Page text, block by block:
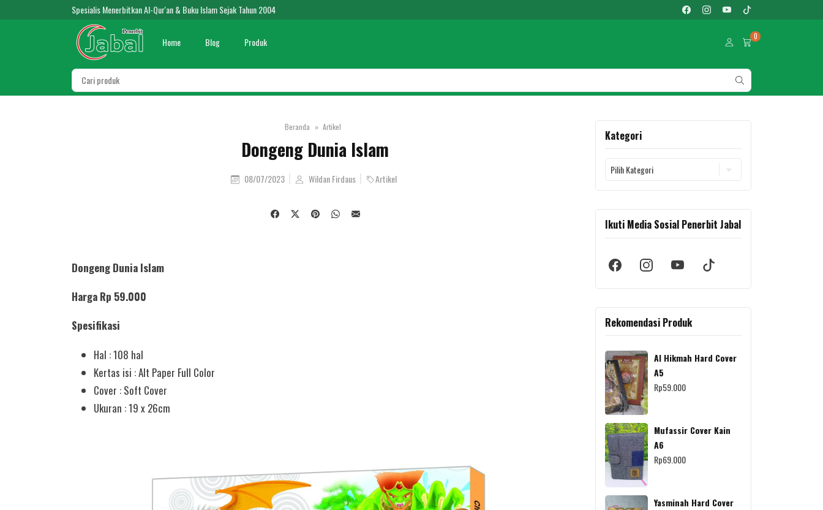
Spesialis Menerbitkan Al-Qur'an & Buku Islam Sejak Tahun 2004
Home Blog Produk 0
Beranda Artikel
Dongeng Dunia Islam
08/07/2023 Wildan Firdaus Artikel
Dongeng Dunia Islam
Harga Rp 59.000
Spesifikasi
Hal : 108 hal
Kertas isi : Alt Paper Full Color
Cover : Soft Cover
Ukuran : 19 x 26cm
Kategori
Kategori
Ikuti Media Sosial Penerbit Jabal
Rekomendasi Produk
Al Hikmah Hard Cover
A5
Rp59.000
Mufassir Cover Kain
A6
Rp69.000
Yasminah Hard Cover